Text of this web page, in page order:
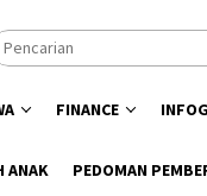
FINANCE
ANAK PEDOMAN